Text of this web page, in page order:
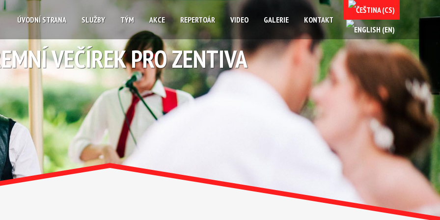
ÚVODNÍ STRANA SLUŽBY TÝM AKCE REPERTOÁR VIDEO GALERIE KONTAKT
VEČÍREK PRO ZENTIVA